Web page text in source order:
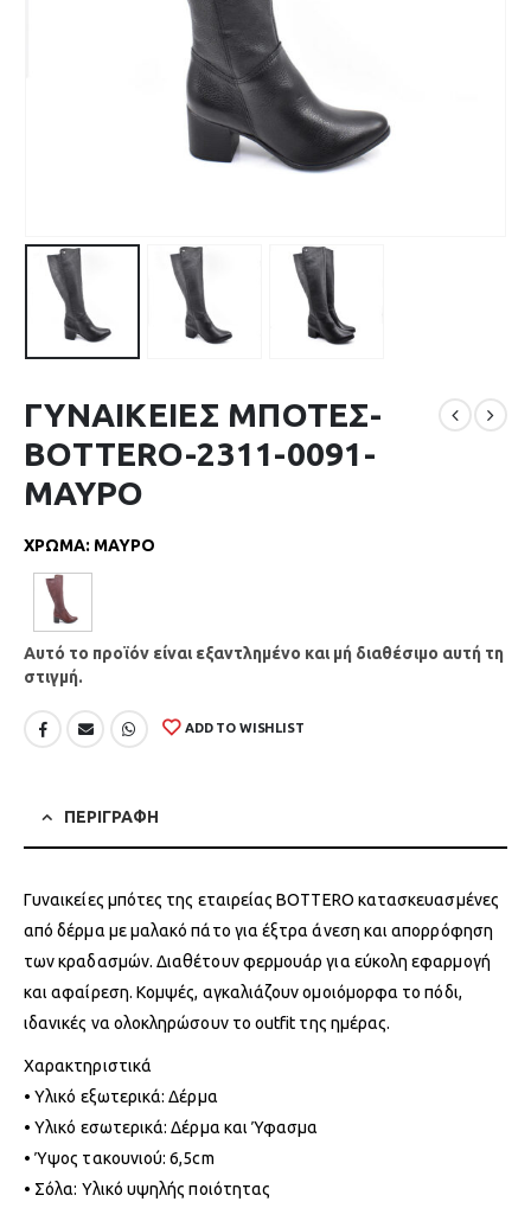
ΓΥΝΑΙΚΕΙΕΣ ΜΠΟΤΕΣ-
BOTTERO-2311-0091-
ΜΑΥΡΟ
ΧΡΩΜΑ: ΜΑΥΡΟ
Αυτό το προϊόν είναι εξαντλημένο και μή διαθέσιμο αυτή τη
στιγμή.
ADD TO WISHLIST
ΠΕΡΙΓΡΑΦΗ
Γυναικείες μπότες της εταιρείας BOTTERO κατασκευασμένες
από δέρμα με μαλακό πάτο για έξτρα άνεση και απορρόφηση
των κραδασμών. Διαθέτουν φερμουάρ για εύκολη εφαρμογή
και αφαίρεση. Κομψές, αγκαλιάζουν ομοιόμορφα το πόδι,
ιδανικές να ολοκληρώσουν το outfit της ημέρας.
Χαρακτηριστικά
• Υλικό εξωτερικά: Δέρμα
• Υλικό εσωτερικά: Δέρμα και Ύφασμα
• Ύψος τακουνιού: 6,5cm
• Σόλα: Υλικό υψηλής ποιότητας